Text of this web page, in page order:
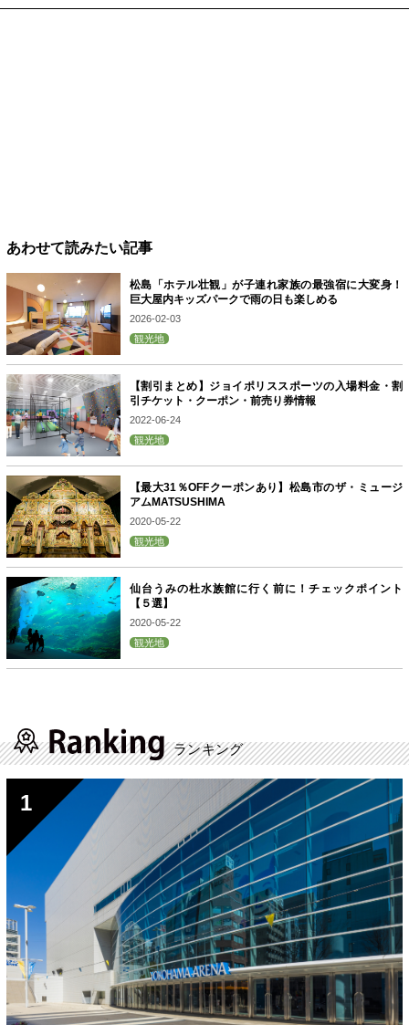
あわせて読みたい記事
松島「ホテル壮観」が子連れ家族の最強宿に大変身！
巨大屋内キッズパークで雨の日も楽しめる
2026-02-03
観光地
【割引まとめ】ジョイポリススポーツの入場料金・割
引チケット・クーポン・前売り券情報
2022-06-24
観光地
【最大31％OFFクーポンあり】松島市のザ・ミュージ
アムMATSUSHIMA
2020-05-22
観光地
仙台うみの杜水族館に行く前に！チェックポイント
【５選】
2020-05-22
観光地
ランキング